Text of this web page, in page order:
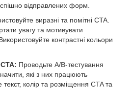
відправлених форм.
виразні та помітні CTA.
увагу та мотивувати
контрастні кольори
Проводьте A/B-тестування
які з них працюють
колір та розміщення CTA та